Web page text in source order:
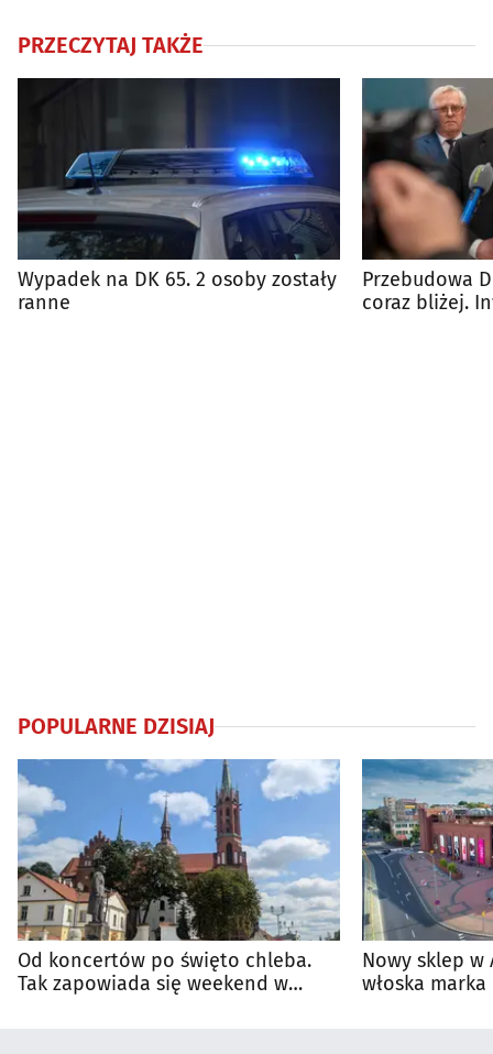
PRZECZYTAJ TAKŻE
Wypadek na DK 65. 2 osoby zostały
ranne
Przebudowa
coraz bliżej.
POPULARNE DZISIAJ
Od koncertów po święto chleba.
Tak zapowiada się weekend w
Nowy sklep w
włoska